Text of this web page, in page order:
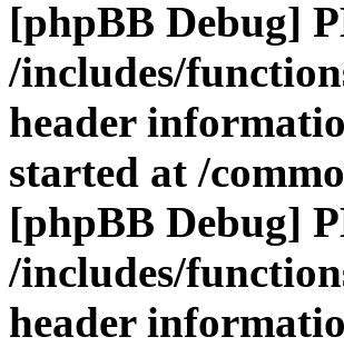
[phpBB Debug]
/includes/
header
started at /
[phpBB Debug]
/includes/
header